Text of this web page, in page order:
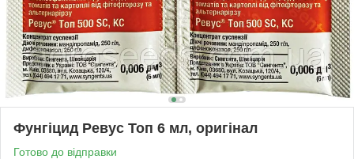
Фунгіцид Ревус Топ 6 мл, оригінал
Готово до відправки